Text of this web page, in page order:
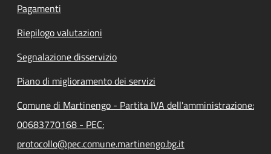
Pagamenti
Riepilogo valutazioni
Segnalazione disservizio
Piano di miglioramento dei servizi
Comune di Martinengo - Partita IVA dell'amministrazione:
00683770168 - PEC:
protocollo@pec.comune.martinengo.bg.it